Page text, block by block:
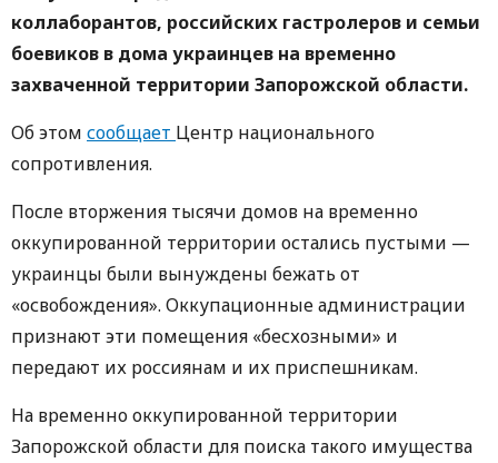
коллаборантов, российских гастролеров и семьи
боевиков в дома украинцев на временно
захваченной территории Запорожской области.
Об этом сообщает Центр национального
сопротивления.
После вторжения тысячи домов на временно
оккупированной территории остались пустыми —
украинцы были вынуждены бежать от
«освобождения». Оккупационные администрации
признают эти помещения «бесхозными» и
передают их россиянам и их приспешникам.
На временно оккупированной территории
Запорожской области для поиска такого имущества